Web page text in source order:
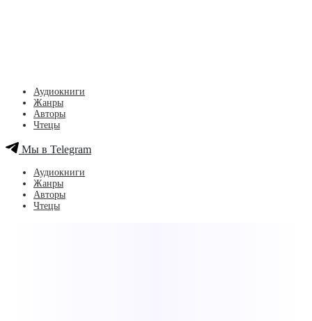
Аудиокниги
Жанры
Авторы
Чтецы
Мы в Telegram
Аудиокниги
Жанры
Авторы
Чтецы